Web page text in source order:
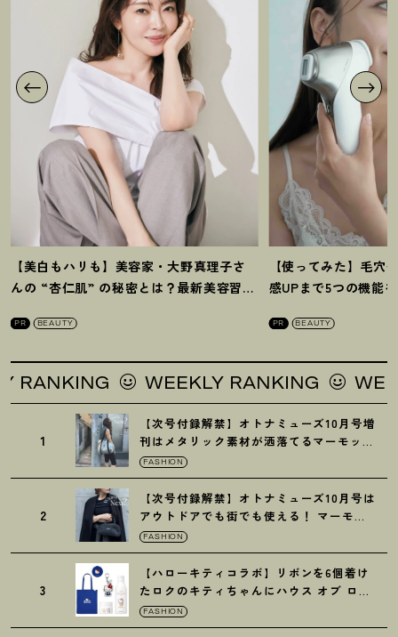
【美白もハリも】美容家・大野真理子さ
んの “杏仁肌” の秘密とは ？ 最新美容習慣
PR BEAUTY
【使ってみた】毛穴
感UPまで5つの機能
PR BEAUTY
WEEKLY RANKING WEEKLY
1
【次号付録解禁】オトナミューズ10月号増
刊はメタリック素材が洒落てるマーモット
の保冷バッグ
FASHION
2
【次号付録解禁】オトナミューズ10月号は
アウトドアでも街でも使える ！ マーモッ
トの黒ショルダー
FASHION
3
【ハローキティコラボ】リボンを6個着け
たロクのキティちゃんにハウス オブ ロー
ゼの限定パケも
FASHION